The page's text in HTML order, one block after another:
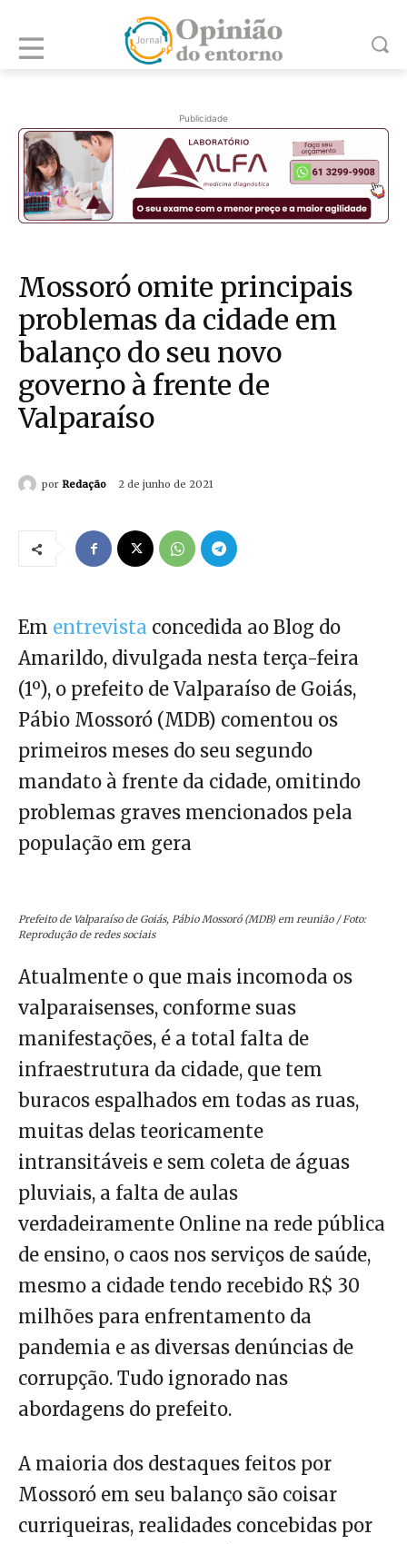
Publicidade
Mossoró omite principais
problemas da cidade em
balanço do seu novo
governo à frente de
Valparaíso
por Redação 2 de junho de 2021
Em entrevista concedida ao Blog do
Amarildo, divulgada nesta terça-feira
(1º), o prefeito de Valparaíso de Goiás,
Pábio Mossoró (MDB) comentou os
primeiros meses do seu segundo
mandato à frente da cidade, omitindo
problemas graves mencionados pela
população em gera
Prefeito de Valparaíso de Goiás, Pábio Mossoró (MDB) em reunião / Foto:
Reprodução de redes sociais
Atualmente o que mais incomoda os
valparaisenses, conforme suas
manifestações, é a total falta de
infraestrutura da cidade, que tem
buracos espalhados em todas as ruas,
muitas delas teoricamente
intransitáveis e sem coleta de águas
pluviais, a falta de aulas
verdadeiramente Online na rede pública
de ensino, o caos nos serviços de saúde,
mesmo a cidade tendo recebido R$ 30
milhões para enfrentamento da
pandemia e as diversas denúncias de
corrupção. Tudo ignorado nas
abordagens do prefeito.
A maioria dos destaques feitos por
Mossoró em seu balanço são coisar
curriqueiras, realidades concebidas por